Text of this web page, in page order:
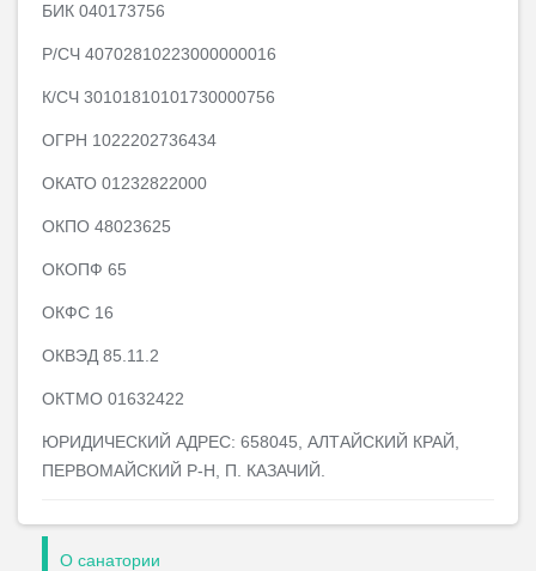
БИК 040173756
Р/СЧ 40702810223000000016
К/СЧ 30101810101730000756
ОГРН 1022202736434
ОКАТО 01232822000
ОКПО 48023625
ОКОПФ 65
ОКФС 16
ОКВЭД 85.11.2
ОКТМО 01632422
ЮРИДИЧЕСКИЙ АДРЕС: 658045, АЛТАЙСКИЙ КРАЙ,
ПЕРВОМАЙСКИЙ Р-Н, П. КАЗАЧИЙ.
О санатории